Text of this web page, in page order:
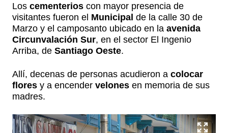
Los cementerios con mayor presencia de
visitantes fueron el Municipal de la calle 30 de
Marzo y el camposanto ubicado en la avenida
Circunvalación Sur, en el sector El Ingenio
Arriba, de Santiago Oeste.
Allí, decenas de personas acudieron a colocar
flores y a encender velones en memoria de sus
madres.